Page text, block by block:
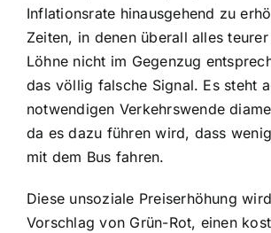
Inflationsrate hinausgehend zu
Zeiten, in denen überall alles
Löhne nicht im Gegenzug
das völlig falsche Signal. Es steht
notwendigen Verkehrswende
da es dazu führen wird, dass
mit dem Bus fahren.
Diese unsoziale Preiserhöhung
Vorschlag von Grün-Rot, einen